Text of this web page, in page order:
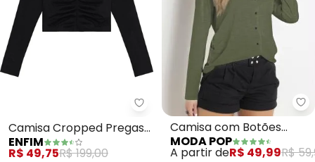
Enfim - Camisa Cropped
Camisa Cropped Pregas
Texturizada (Preto)
ENFIM
R$ 49,75R$ 199,00
Camisa com Botões
(Verde Militar)
MODA POP
A partir deR$ 49,99R$